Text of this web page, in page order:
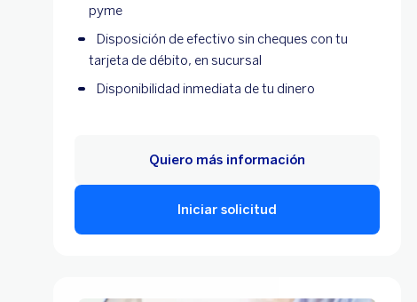
pyme
Disposición de efectivo sin cheques con tu
tarjeta de débito, en sucursal
Disponibilidad inmediata de tu dinero
Iniciar solicitud
Quiero más información